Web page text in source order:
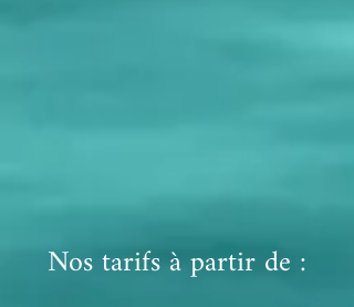
Nos tarifs à partir de :